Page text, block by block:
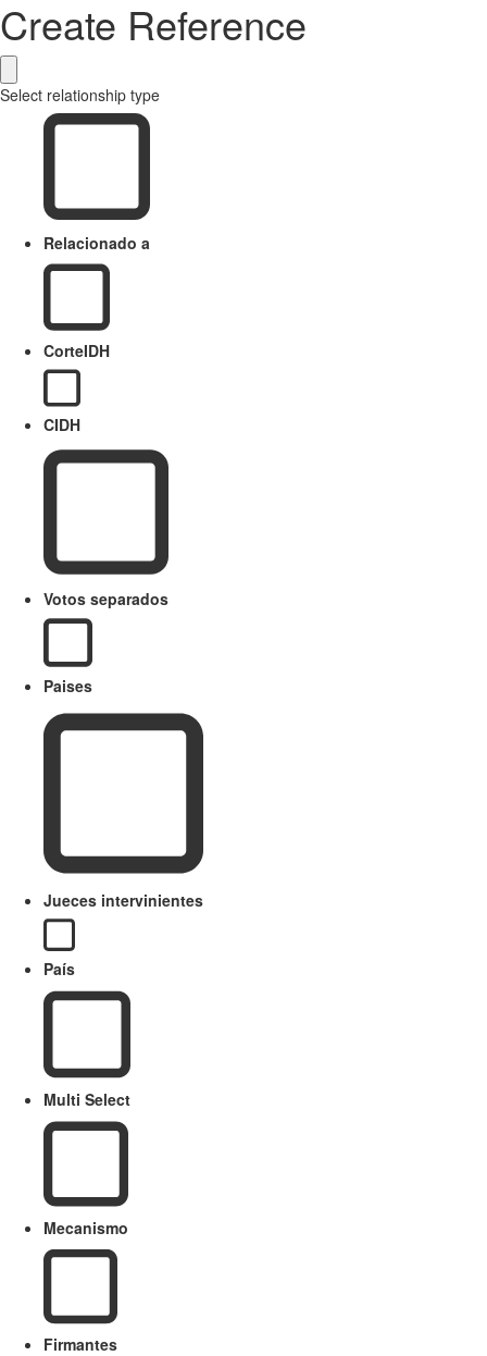
Create Reference
Select relationship type
Relacionado a
CorteIDH
CIDH
Votos separados
Paises
Jueces intervinientes
País
Multi Select
Mecanismo
Firmantes